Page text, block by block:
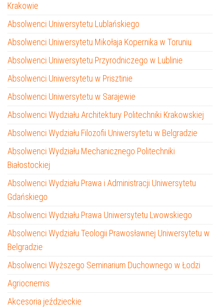
Krakowie
Absolwenci Uniwersytetu Lublańskiego
Absolwenci Uniwersytetu Mikołaja Kopernika w Toruniu
Absolwenci Uniwersytetu Przyrodniczego w Lublinie
Absolwenci Uniwersytetu w Prisztinie
Absolwenci Uniwersytetu w Sarajewie
Absolwenci Wydziału Architektury Politechniki Krakowskiej
Absolwenci Wydziału Filozofii Uniwersytetu w Belgradzie
Absolwenci Wydziału Mechanicznego Politechniki
Białostockiej
Absolwenci Wydziału Prawa i Administracji Uniwersytetu
Gdańskiego
Absolwenci Wydziału Prawa Uniwersytetu Lwowskiego
Absolwenci Wydziału Teologii Prawosławnej Uniwersytetu w
Belgradzie
Absolwenci Wyższego Seminarium Duchownego w Łodzi
Agriocnemis
Akcesoria jeździeckie